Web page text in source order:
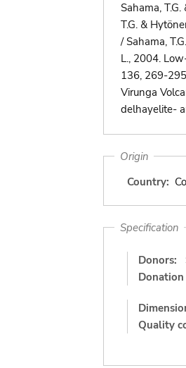
Sahama,
T.G. &
/ Sahama,
L., 2004.
136, 269-
Virunga
delhayelite-
Origin
Country:
Specification
Donors:
Donation
Quality